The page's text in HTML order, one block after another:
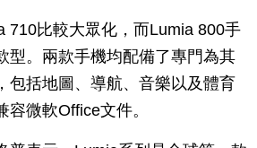
710比較大眾化，而Lumia 800手
型。兩款手機均配備了專門為其
包括地圖、導航、音樂以及體育
微軟Office文件。